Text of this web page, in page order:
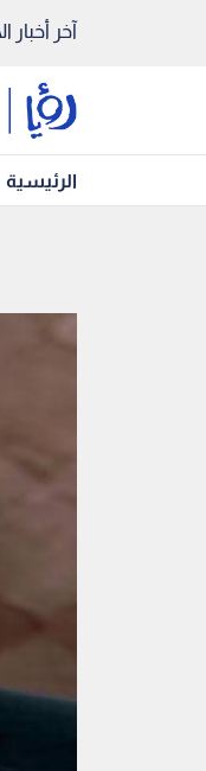
آخر
الرئيسية